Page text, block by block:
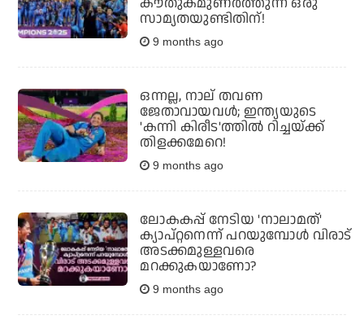
സാമ്യതയുണ്ടിതിന്!
9 months ago
ഒന്നല്ല, നാല് തവണ
ജേതാവായവള്‍; ഇന്ത്യയുടെ
'കന്നി കിരീട'ത്തില്‍ റിച്ചയ്ക്ക്
തിളക്കമേറെ!
9 months ago
ലോകകപ്പ് നേടിയ 'നാലാമത്'
ക്യാപ്റ്റനെന്ന് പറയുമ്പോള്‍ വിരാട്
അടക്കമുള്ളവരെ
മറക്കുകയാണോ?
9 months ago